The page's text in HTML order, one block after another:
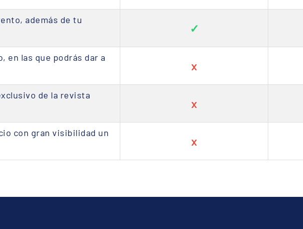
además de tu
✓
en las que podrás dar a
x
de la revista
x
con gran visibilidad un
x